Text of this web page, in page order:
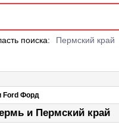
поиска: Пермский край
Ford Форд
и Пермский край